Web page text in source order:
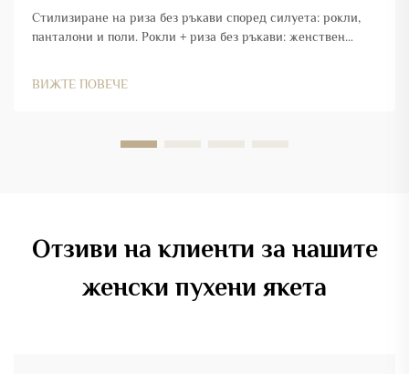
Стилизиране на риза без ръкави според силуета: рокли,
панталони и поли. Рокли + риза без ръкави: женствен
ВИЖТЕ ПОВЕЧЕ
Отзиви на клиенти за нашите
женски пухени якета